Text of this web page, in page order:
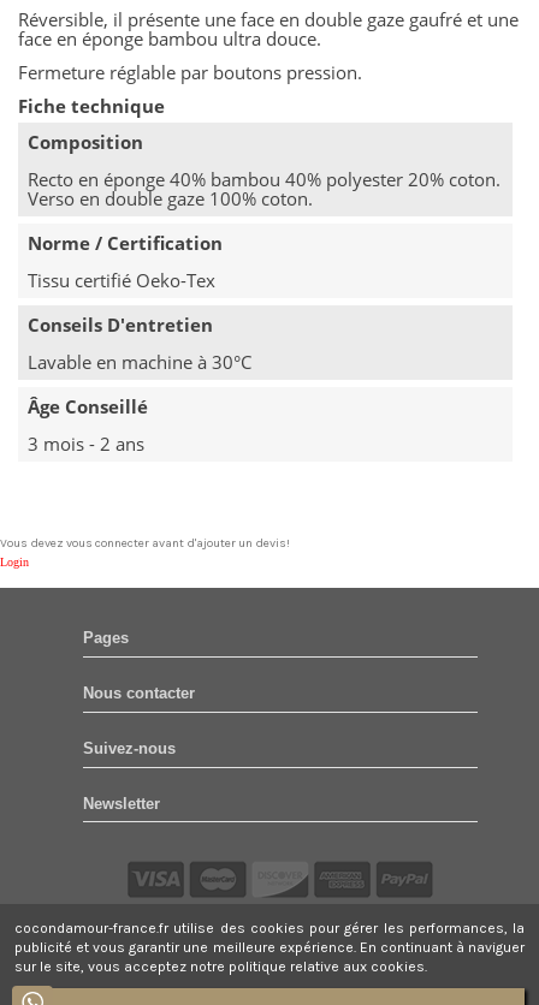
Réversible, il présente une face en double gaze gaufré et une
face en éponge bambou ultra douce.
Fermeture réglable par boutons pression.
Fiche technique
Composition
Recto en éponge 40% bambou 40% polyester 20% coton.
Verso en double gaze 100% coton.
Norme / Certification
Tissu certifié Oeko-Tex
Conseils D'entretien
Lavable en machine à 30°C
Âge Conseillé
3 mois - 2 ans
Vous devez vous connecter avant d'ajouter un devis!
Login
Pages
Nous contacter
Suivez-nous
Newsletter
© COCON D'AMOUR 2021.Tous droits réservés.
cocondamour-france.fr utilise des cookies pour gérer les performances, la
publicité et vous garantir une meilleure expérience. En continuant à naviguer
sur le site, vous acceptez notre politique relative aux cookies.